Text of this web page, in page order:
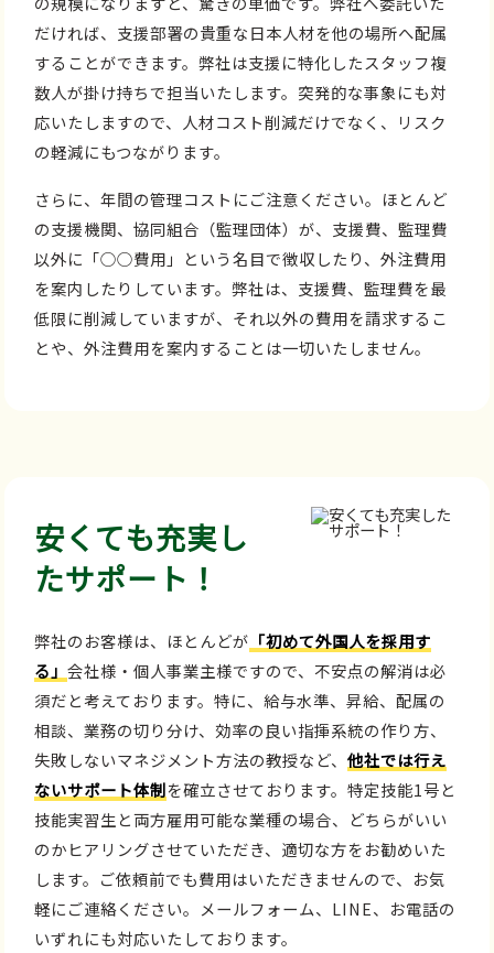
だければ、支援部署の貴重な日本人材を他の場所へ配属
することができます。弊社は支援に特化したスタッフ複
数人が掛け持ちで担当いたします。突発的な事象にも対
応いたしますので、人材コスト削減だけでなく、リスク
の軽減にもつながります。
さらに、年間の管理コストにご注意ください。ほとんど
の支援機関、協同組合（監理団体）が、支援費、監理費
以外に「○○費用」という名目で徴収したり、外注費用
を案内したりしています。弊社は、支援費、監理費を最
低限に削減していますが、それ以外の費用を請求するこ
とや、外注費用を案内することは一切いたしません。
安くても充実し
たサポート！
弊社のお客様は、ほとんどが 「初めて外国人を採用す
る」会社様・個人事業主様ですので、不安点の解消は必
須だと考えております。特に、給与水準、昇給、配属の
相談、業務の切り分け、効率の良い指揮系統の作り方、
失敗しないマネジメント方法の教授など、他社では行え
ないサポート体制を確立させております。特定技能1号と
技能実習生と両方雇用可能な業種の場合、どちらがいい
のかヒアリングさせていただき、適切な方をお勧めいた
します。ご依頼前でも費用はいただきませんので、お気
軽にご連絡ください。メールフォーム、LINE、お電話の
いずれにも対応いたしております。